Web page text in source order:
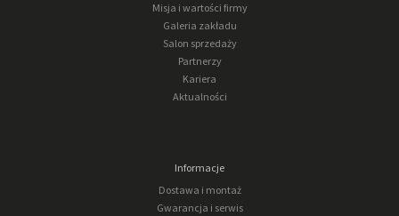
Misja i wartości firmy
Galeria zakładu
Salon sprzedaży
Partnerzy
Kariera
Aktualności
Informacje
Dostawa i montaż
Gwarancja i serwis